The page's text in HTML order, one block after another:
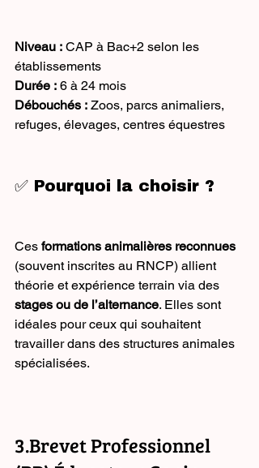
Niveau : CAP à Bac+2 selon les
établissements
Durée : 6 à 24 mois
Débouchés : Zoos, parcs animaliers,
refuges, élevages, centres équestres
✅ Pourquoi la choisir ?
Ces formations animalières reconnues
(souvent inscrites au RNCP) allient
théorie et expérience terrain via des
stages ou de l’alternance. Elles sont
idéales pour ceux qui souhaitent
travailler dans des structures animales
spécialisées.
3.Brevet Professionnel